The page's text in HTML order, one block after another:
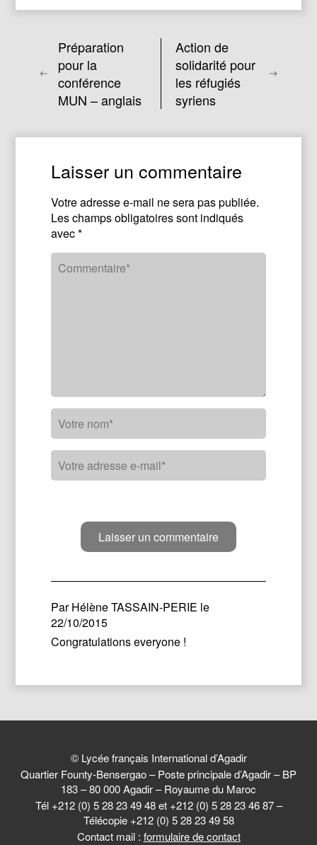
Préparation
pour la
conférence
MUN – anglais
Action de
solidarité pour
les réfugiés
syriens
Laisser un commentaire
Votre adresse e-mail ne sera pas publiée.
Les champs obligatoires sont indiqués
avec*
ParHélène TASSAIN-PERIE le
22/10/2015
Congratulations everyone !
© Lycée français International d’Agadir
Quartier Founty-Bensergao – Poste principale d’Agadir – BP
183 – 80 000 Agadir – Royaume du Maroc
Tél +212 (0) 5 28 23 49 48 et +212 (0) 5 28 23 46 87 –
Télécopie +212 (0) 5 28 23 49 58
Contact mail : formulaire de contact